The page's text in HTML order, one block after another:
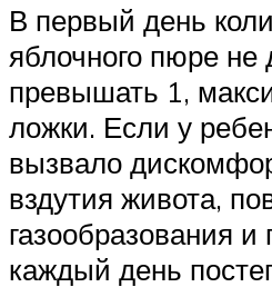
В первый день
яблочного пюре не
превышать 1,
ложки. Если у
вызвало
вздутия живота,
газообразования и
каждый день